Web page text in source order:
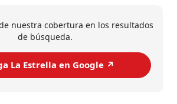
nuestra cobertura en los resultados
de búsqueda.
La Estrella en Google ↗️